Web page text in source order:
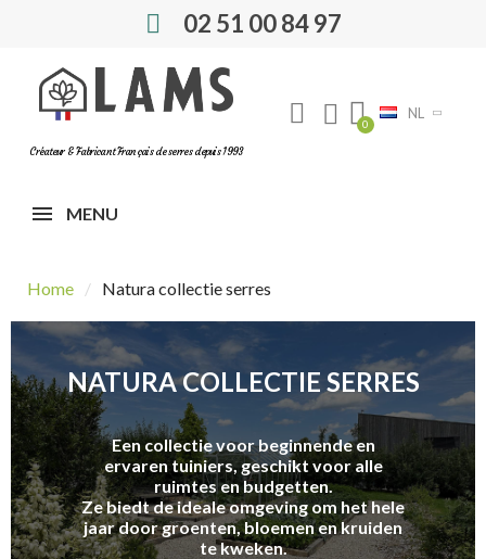
02 51 00 84 97
Créateur & Fabricant Français de serres depuis 1993
NL
MENU
Home Natura collectie serres
NATURA COLLECTIE SERRES
Een collectie voor beginnende en
ervaren tuiniers, geschikt voor alle
ruimtes en budgetten.
Ze biedt de ideale omgeving om het hele
jaar door groenten, bloemen en kruiden
te kweken.